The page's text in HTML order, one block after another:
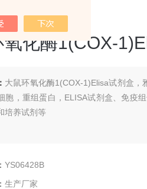
试剂盒
氧化酶1(COX-
大鼠环氧化酶1(COX-1)Elisa试剂盒
胞，重组蛋白，ELISA试剂盒、免疫
培养试剂等
YS06428B
生产厂家